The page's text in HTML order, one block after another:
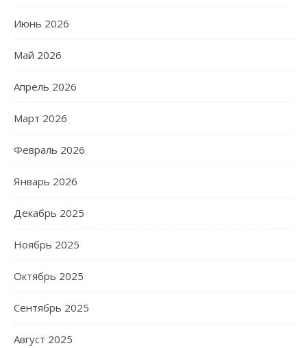
Июнь 2026
Май 2026
Апрель 2026
Март 2026
Февраль 2026
Январь 2026
Декабрь 2025
Ноябрь 2025
Октябрь 2025
Сентябрь 2025
Август 2025